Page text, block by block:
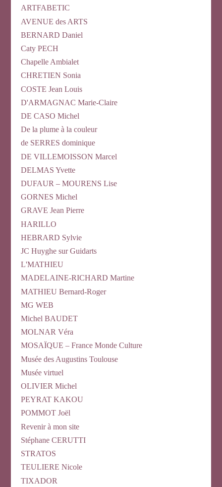
ARTFABETIC
AVENUE des ARTS
BERNARD Daniel
Caty PECH
Chapelle Ambialet
CHRETIEN Sonia
COSTE Jean Louis
D'ARMAGNAC Marie-Claire
DE CASO Michel
De la plume à la couleur
de SERRES dominique
DE VILLEMOISSON Marcel
DELMAS Yvette
DUFAUR – MOURENS Lise
GORNES Michel
GRAVE Jean Pierre
HARILLO
HEBRARD Sylvie
JC Huyghe sur Guidarts
L'MATHIEU
MADELAINE-RICHARD Martine
MATHIEU Bernard-Roger
MG WEB
Michel BAUDET
MOLNAR Véra
MOSAÏQUE – France Monde Culture
Musée des Augustins Toulouse
Musée virtuel
OLIVIER Michel
PEYRAT KAKOU
POMMOT Joël
Revenir à mon site
Stéphane CERUTTI
STRATOS
TEULIERE Nicole
TIXADOR